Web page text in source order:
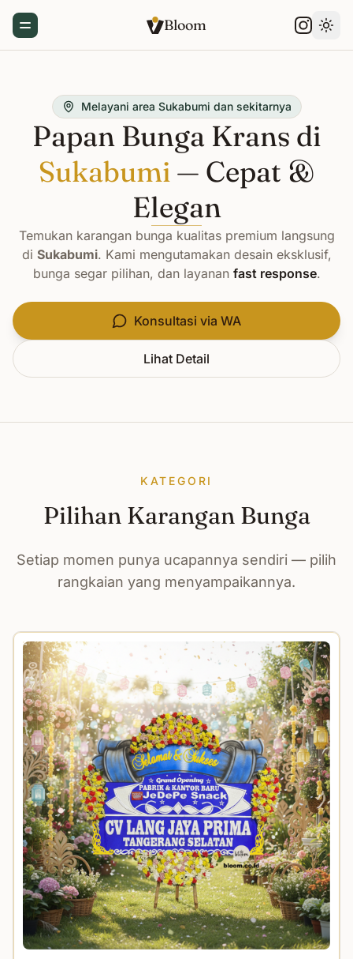
Toggle Menu Bloom
Melayani area Sukabumi dan sekitarnya
Papan Bunga Krans di
Sukabumi — Cepat &
Elegan
Temukan karangan bunga kualitas premium langsung
di Sukabumi. Kami mengutamakan desain eksklusif,
bunga segar pilihan, dan layanan fast response.
Konsultasi via WA
Lihat Detail
KATEGORI
Pilihan Karangan Bunga
Setiap momen punya ucapannya sendiri — pilih
rangkaian yang menyampaikannya.